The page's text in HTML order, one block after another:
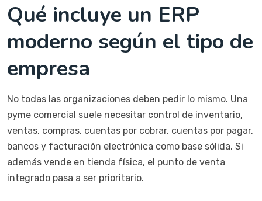
Qué incluye un ERP
moderno según el tipo de
empresa
No todas las organizaciones deben pedir lo mismo. Una
pyme comercial suele necesitar control de inventario,
ventas, compras, cuentas por cobrar, cuentas por pagar,
bancos y facturación electrónica como base sólida. Si
además vende en tienda física, el punto de venta
integrado pasa a ser prioritario.